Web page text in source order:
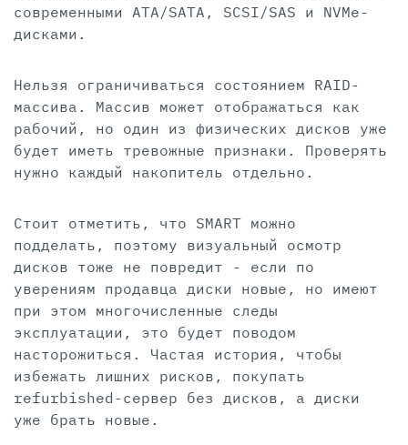
современными ATA/SATA, SCSI/SAS и NVMe-
дисками.
Нельзя ограничиваться состоянием RAID-
массива. Массив может отображаться как
рабочий, но один из физических дисков уже
будет иметь тревожные признаки. Проверять
нужно каждый накопитель отдельно.
Стоит отметить, что SMART можно
подделать, поэтому визуальный осмотр
дисков тоже не повредит - если по
уверениям продавца диски новые, но имеют
при этом многочисленные следы
эксплуатации, это будет поводом
насторожиться. Частая история, чтобы
избежать лишних рисков, покупать
refurbished-сервер без дисков, а диски
уже брать новые.